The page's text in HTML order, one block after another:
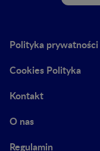
Polityka prywatności
Cookies Polityka
Kontakt
O nas
Regulamin